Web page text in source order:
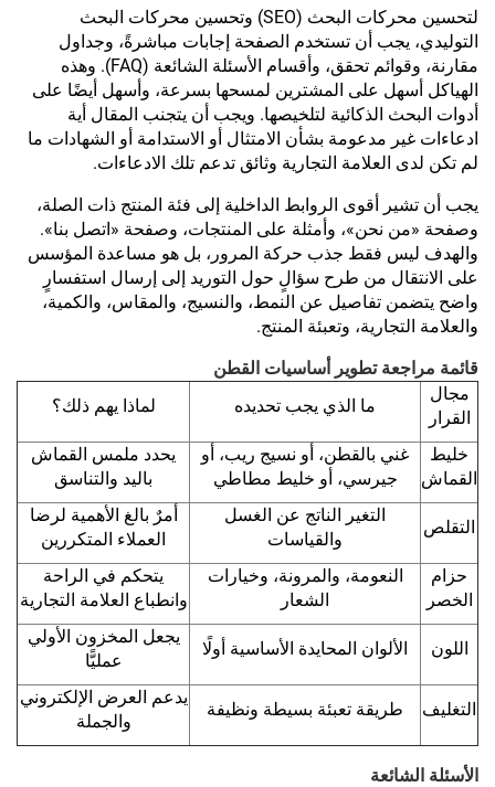
لتحسين محركات البحث (SEO) وتحسين محركات البحث
التوليدي، يجب أن تستخدم الصفحة إجابات مباشرةً، وجداول
مقارنة، وقوائم تحقق، وأقسام الأسئلة الشائعة (FAQ). وهذه
الهياكل أسهل على المشترين لمسحها بسرعة، وأسهل أيضًا على
أدوات البحث الذكائية لتلخيصها. ويجب أن يتجنب المقال أية
ادعاءات غير مدعومة بشأن الامتثال أو الاستدامة أو الشهادات ما
لم تكن لدى العلامة التجارية وثائق تدعم تلك الادعاءات.
يجب أن تشير أقوى الروابط الداخلية إلى فئة المنتج ذات الصلة،
وصفحة «من نحن»، وأمثلة على المنتجات، وصفحة «اتصل بنا».
والهدف ليس فقط جذب حركة المرور، بل هو مساعدة المؤسس
على الانتقال من طرح سؤالٍ حول التوريد إلى إرسال استفسارٍ
واضح يتضمن تفاصيل عن النمط، والنسيج، والمقاس، والكمية،
والعلامة التجارية، وتعبئة المنتج.
قائمة مراجعة تطوير أساسيات القطن
مجال
القرار
ما الذي يجب تحديده لماذا يهم ذلك؟
خليط
القماش
غني بالقطن، أو نسيج ريب، أو
جيرسي، أو خليط مطاطي
يحدد ملمس القماش
باليد والتناسق
التقلص
التغير الناتج عن الغسل
والقياسات
أمرٌ بالغ الأهمية لرضا
العملاء المتكررين
حزام
الخصر
النعومة، والمرونة، وخيارات
الشعار
يتحكم في الراحة
وانطباع العلامة التجارية
اللون الألوان المحايدة الأساسية أولًا
يجعل المخزون الأولي
عمليًّا
التغليف طريقة تعبئة بسيطة ونظيفة
يدعم العرض الإلكتروني
والجملة
الأسئلة الشائعة